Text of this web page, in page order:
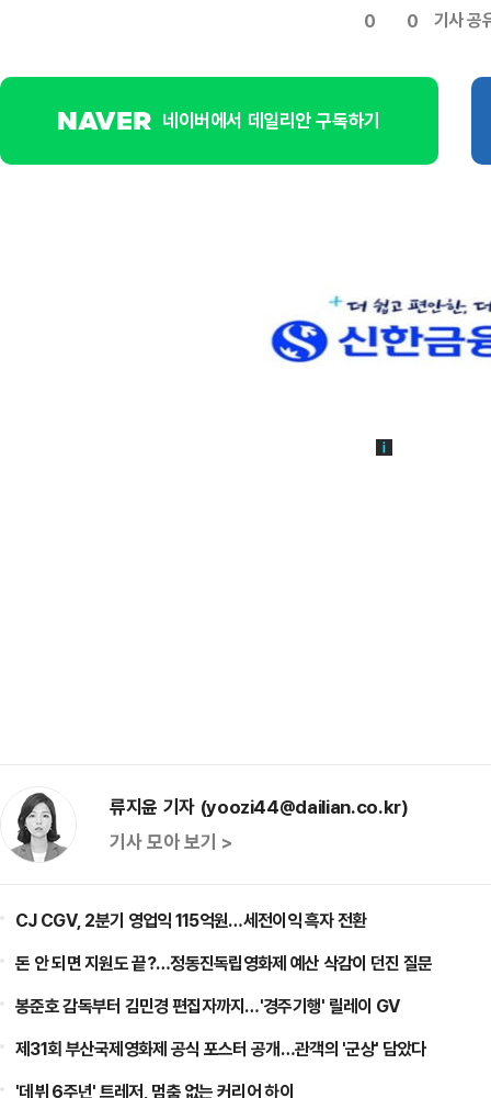
0 0 기사 공
네이버에서 데일리안 구독하기
류지윤 기자 (yoozi44@dailian.co.kr)
기사 모아 보기 >
CJ CGV, 2분기 영업익 115억원…세전이익 흑자 전환
돈 안 되면 지원도 끝?…정동진독립영화제 예산 삭감이 던진 질문
봉준호 감독부터 김민경 편집자까지…'경주기행' 릴레이 GV
제31회 부산국제영화제 공식 포스터 공개…관객의 '군상' 담았다
'데뷔 6주년' 트레저, 멈춤 없는 커리어 하이